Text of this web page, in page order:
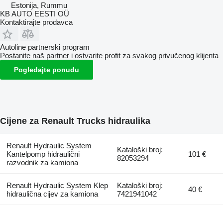
Estonija, Rummu
KB AUTO EESTI OÜ
Kontaktirajte prodavca
Autoline partnerski program
Postanite naš partner i ostvarite profit za svakog privučenog klijenta
Pogledajte ponudu
Cijene za Renault Trucks hidraulika
Renault Hydraulic System
Kantelpomp hidraulični
razvodnik za kamiona
Kataloški broj:
82053294
101 €
Renault Hydraulic System Klep
hidraulična cijev za kamiona
Kataloški broj:
7421941042
40 €